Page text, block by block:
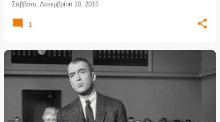
Σάββατο, Δεκεμβρίου 10, 2016
1